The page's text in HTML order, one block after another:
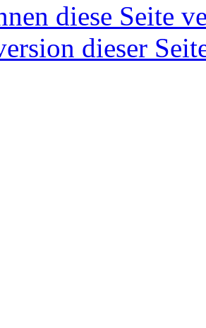
diese Seite
dieser